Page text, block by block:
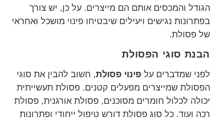
הגודל והמכסים אותם הם מייצרים. על כן, יש צורך
בפתרונות נגישים ויעילים שיבטיחו פינוי מושכל ואחראי
של פסולת.
הבנת סוגי הפסולת
לפני שמדברים על פינוי פסולת, חשוב להבין את סוגי
הפסולת שמייצרים מפעלים קטנים. פסולת תעשייתית
יכולה לכלול חומרים מסוכנים, פסולת אורגנית, פסולת
רכה ועוד. כל סוג פסולת דורש טיפול ייחודי ופתרונות